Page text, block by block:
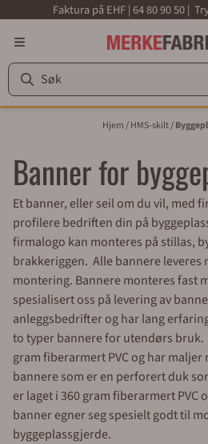
Hopp til innholdFaktura på EHF | 64 80 90 50 |
Hjem/HMS-skilt/
Banner for
Et banner, eller seil om du vil, med
profilere bedriften din på
firmalogo kan monteres på stillas,
brakkeriggen. Alle bannere leveres
montering. Bannere monteres fast
spesialisert oss på levering av
anleggsbedrifter og har lang
to typer bannere for utendørs bruk.
gram fiberarmert PVC og har maljer
bannere som er en perforert duk
er laget i 360 gram fiberarmert PVC
banner egner seg spesielt godt til
byggeplassgjerde.